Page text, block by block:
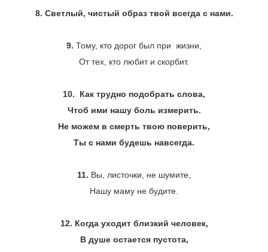
8. Светлый, чистый образ твой всегда с нами.
9. Тому, кто дорог был при жизни,
От тех, кто любит и скорбит.
10. Как трудно подобрать слова,
Чтоб ими нашу боль измерить.
Не можем в смерть твою поверить,
Ты с нами будешь навсегда.
11. Вы, листочки, не шумите,
Нашу маму не будите.
12. Когда уходит близкий человек,
В душе остается пустота,